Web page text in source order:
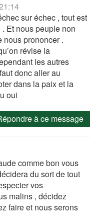
sur échec , tout est
Et nous peuple non
nous prononcer .
révise la
les autres
donc aller au
dans la paix et la
oui
à ce message
comme bon vous
du sort de tout
vos
malins , décidez
faire et nous serons